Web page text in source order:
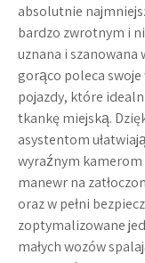
absolutnie
bardzo zwrotnym i
uznana i szanowana
gorąco poleca
pojazdy, które
tkankę miejską.
asystentom
wyraźnym
manewr na
oraz w pełni
zoptymalizowane
małych wozów